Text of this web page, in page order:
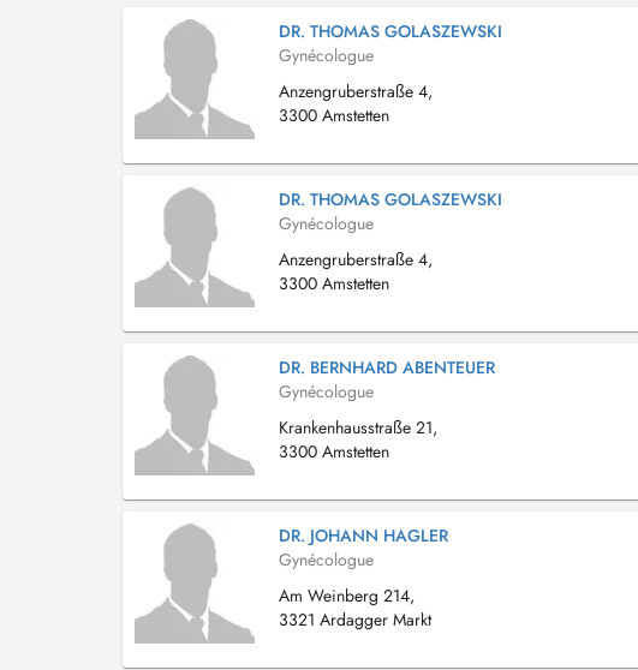
DR. THOMAS GOLASZEWSKI
Gynécologue
Anzengruberstraße 4,
3300 Amstetten
DR. THOMAS GOLASZEWSKI
Gynécologue
Anzengruberstraße 4,
3300 Amstetten
DR. BERNHARD ABENTEUER
Gynécologue
Krankenhausstraße 21,
3300 Amstetten
DR. JOHANN HAGLER
Gynécologue
Am Weinberg 214,
3321 Ardagger Markt